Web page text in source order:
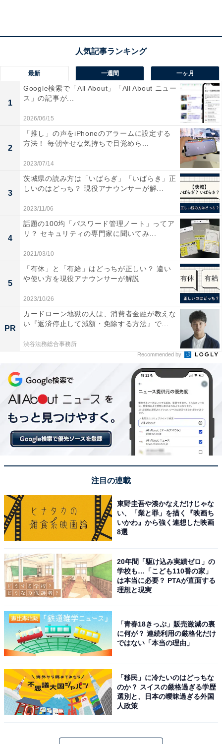
第1位：大阪府（328万円）
1位は、328万円で「大阪府」が獲得。大阪府全体の平均
年収は381万円で全国で21位にランクインしています。
女性平均との差は53万円、2位の兵庫県との差は2万円で
した。
関西圏全体の平均年収は383万円、女性全体の平均は325
万円という結果でした。各職業別で見ると、「職種別」
務所／監査法人）」で515万円、「業種別」の1位は「メ
ーカー」で437万円です。
＞次ページ：6位までのランキング結果
関西「男性の平均年収が高い府県」 3位 奈良県（430万
円）、2位 滋賀県（433万円）、1位は？
・
関東版「女性の平均年収」ランキング！ 2位は神奈川県
の「352万円」、1位は？ 【2021年最新版】
・
2021年最新版「20代の平均年収」ランキング！ 全体平
均は341万円、職種別と業種別の1位は？
・
2021年最新版「30代の平均年収」ランキング！ 全体平
均は437万円、職種別と業種別のトップは？
・
均は502万円、職業別や業種別の1位は？
2021年最新版 平均年収ランキング（doda）
最新 一週間 一ヶ月
1
Google検索で「All About」「All About ニュー
ス」の記事が...
2026/06/15
2
「推し」の声をiPhoneのアラームに設定する
方法！ 毎朝幸せな気持ちで目覚めら...
2023/07/14
3
茨城県の読み方は「いばらぎ」「いばらき」正
しいのはどっち？ 現役アナウンサーが解...
2023/11/06
4
話題の100均「パスワード管理ノート」ってア
リ？ セキュリティの専門家に聞いてみ...
2021/03/10
5
「有休」と「有給」はどっちが正しい？ 違い
や使い方を現役アナウンサーが解説
2023/10/26
PR
カードローン地獄の人は、消費者金融が教えな
い『返済停止して減額・免除する方法』で...
渋谷法務総合事務所
Recommended by
注目の連載
東野圭吾や湊かなえだけじゃな
い、「業と罪」を描く『映画ち
いかわ』から強く連想した映画
8選
20年間「駆け込み実績ゼロ」の
学校も…「こども110番の家」
は本当に必要？ PTAが直面する
理想と現実
「青春18きっぷ」販売激減の裏
に何が？ 連続利用の厳格化だけ
ではない「本当の理由」
「移民」に冷たいのはどっちな
のか？ スイスの厳格過ぎる学歴
選別と、日本の曖昧過ぎる外国
人政策